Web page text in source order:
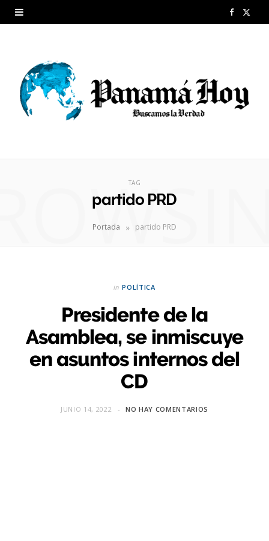
F
b
TAG
partido PRD
Portada » partido PRD
in POLÍTICA
Presidente de la
Asamblea, se inmiscuye
en asuntos internos del
CD
JUNIO 14, 2022 NO HAY COMENTARIOS